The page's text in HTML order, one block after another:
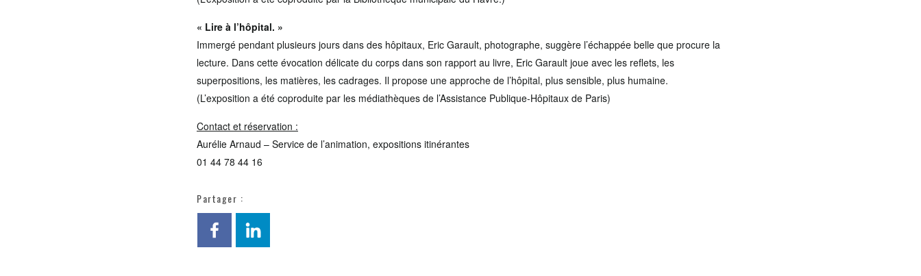
« Lire à l’hôpital. »
Immergé pendant plusieurs jours dans des hôpitaux, Eric Garault, photographe, suggère l’échappée belle que procure la
lecture. Dans cette évocation délicate du corps dans son rapport au livre, Eric Garault joue avec les reflets, les
superpositions, les matières, les cadrages. Il propose une approche de l’hôpital, plus sensible, plus humaine.
(L’exposition a été coproduite par les médiathèques de l’Assistance Publique-Hôpitaux de Paris)
Contact et réservation :
Aurélie Arnaud – Service de l’animation, expositions itinérantes
01 44 78 44 16
Partager :